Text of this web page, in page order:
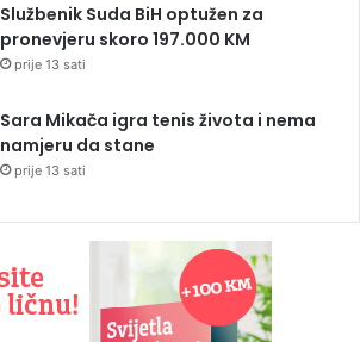
Službenik Suda BiH optužen za
pronevjeru skoro 197.000 KM
prije 13 sati
Sara Mikača igra tenis života i nema
namjeru da stane
prije 13 sati